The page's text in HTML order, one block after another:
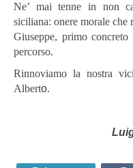
Ne’ mai tenne in non
siciliana: onere morale che
Giuseppe, primo
percorso.
Rinnoviamo la nostra
Alberto.